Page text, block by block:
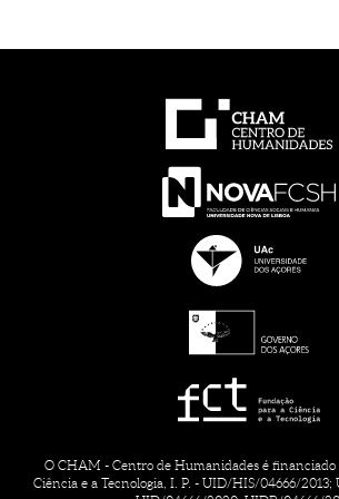
O CHAM - Centro de Humanidades é financiado
Ciência e a Tecnologia, I. P. - UID/HIS/04666/